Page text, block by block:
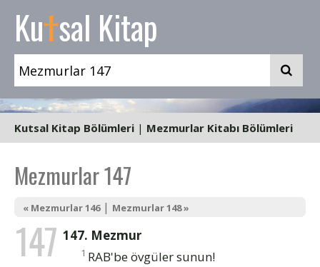
Kutsal Kitap
Kutsal Kitap Bölümleri | Mezmurlar Kitabı Bölümleri
Mezmurlar 147
« Mezmurlar 146| Mezmurlar 148 »
147 147. Mezmur
1 RAB'be övgüler sunun!